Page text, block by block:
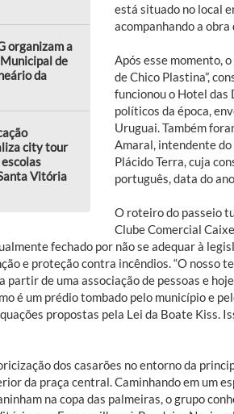
organizam a
de
da
city tour
Vitória
está situado no local
acompanhando a obra
Após esse momento,
de Chico Plastina”,
funcionou o Hotel das
políticos da época,
Uruguai. Também
Amaral, intendente
Plácido Terra, cuja
português, data do
O roteiro do passeio
Clube Comercial
fechado por não se adequar à
e proteção contra incêndios. “O nosso
partir de uma associação de pessoas e
é um prédio tombado pelo município e
propostas pela Lei da Boate Kiss.
dos casarões no entorno da
da praça central. Caminhando em um
na copa das palmeiras, o grupo